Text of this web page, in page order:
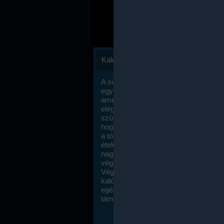
Kalóriaszámlálás
A sikeres fogyás titka valójában igen
egyszerű: égess több energiát, mint
amennyit beviszel. Természetesen
elég nagy fegyelemre és akaraterőre
szükség, de meglepődve fogod
hogy a kalóriaszámolás mennyire
a többi diétához képest. Itt nincsenek
ételek és a megengedett kalóriabevitelt
nagymértékben növelheted ha
végzel.
Végül, de nem utolsó sorban, a
kalóriaszámolás módszerét a legtöbb
egészségügyi szakorvos ajánlja és
támogatja.